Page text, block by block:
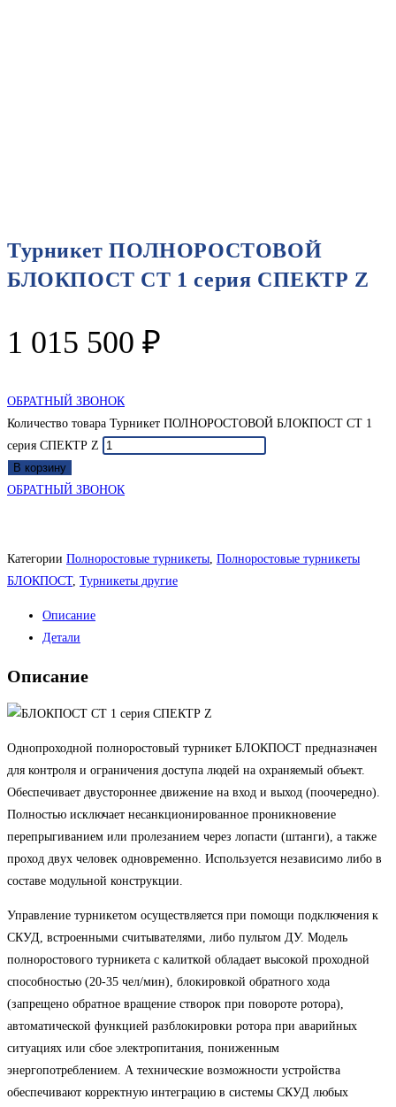
Турникет ПОЛНОРОСТОВОЙ
БЛОКПОСТ СТ 1 серия СПЕКТР Z
1 015 500 ₽
ОБРАТНЫЙ ЗВОНОК
Количество товара Турникет ПОЛНОРОСТОВОЙ БЛОКПОСТ СТ 1
серия СПЕКТР Z
В корзину
ОБРАТНЫЙ ЗВОНОК
Категории Полноростовые турникеты Полноростовые турникеты
БЛОКПОСТ, Турникеты другие
Описание
Детали
Описание
Однопроходной полноростовый турникет БЛОКПОСТ предназначен
для контроля и ограничения доступа людей на охраняемый объект.
Обеспечивает двустороннее движение на вход и выход (поочередно).
Полностью исключает несанкционированное проникновение
перепрыгиванием или пролезанием через лопасти (штанги), а также
проход двух человек одновременно. Используется независимо либо в
составе модульной конструкции.
Управление турникетом осуществляется при помощи подключения к
СКУД, встроенными считывателями, либо пультом ДУ. Модель
полноростового турникета с калиткой обладает высокой проходной
способностью (20-35 чел/мин), блокировкой обратного хода
(запрещено обратное вращение створок при повороте ротора),
автоматической функцией разблокировки ротора при аварийных
ситуациях или сбое электропитания, пониженным
энергопотреблением. А технические возможности устройства
обеспечивают корректную интеграцию в системы СКУД любых